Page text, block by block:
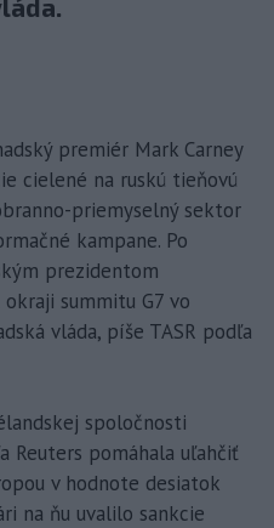
premiér Mark Carney
cielené na ruskú tieňovú
priemyselný sektor
kampane. Po
prezidentom
summitu G7 vo
vláda, píše TASR podľa
spoločnosti
Reuters pomáhala uľahčiť
v hodnote desiatok
na ňu uvalilo sankcie